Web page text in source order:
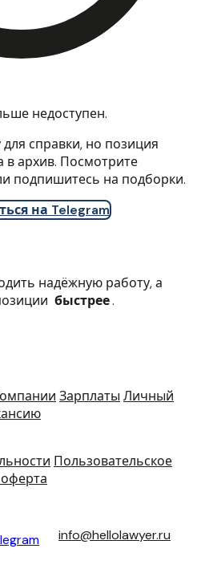
недоступен.
справки, но позиция
в архив. Посмотрите
подпишитесь на подборки.
на Telegram
надёжную работу, а
быстрее.
Зарплаты Личный
Пользовательское
info@hellolawyer.ru